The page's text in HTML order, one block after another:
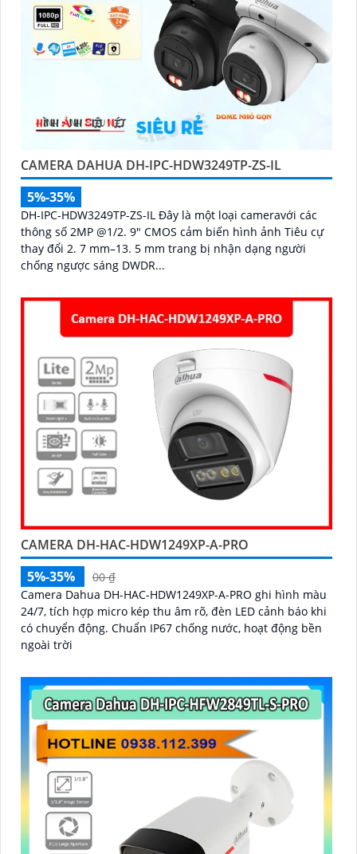
CAMERA DAHUA DH-IPC-HDW3249TP-ZS-IL
5%-35%
DH-IPC-HDW3249TP-ZS-IL Đây là một loại cameravới các
thông số 2MP @1/2. 9" CMOS cảm biến hình ảnh Tiêu cự
thay đổi 2. 7 mm–13. 5 mm trang bị nhận dạng người
chống ngược sáng DWDR...
CAMERA DH-HAC-HDW1249XP-A-PRO
5%-35%
00 ₫
Camera Dahua DH-HAC-HDW1249XP-A-PRO ghi hình màu
24/7, tích hợp micro kép thu âm rõ, đèn LED cảnh báo khi
có chuyển động. Chuẩn IP67 chống nước, hoạt động bền
ngoài trời